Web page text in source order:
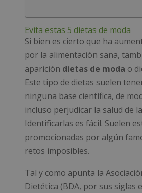
Evita estas 5 dietas de moda
Si bien es cierto que ha
por la alimentación sana,
aparición dietas de moda o
Este tipo de dietas suelen
ninguna base científica, de
incluso perjudicar la salud de
Identificarlas es fácil. Suelen
promocionadas por algún
retos imposibles.
Tal y como apunta la
Dietética (BDA, por sus siglas